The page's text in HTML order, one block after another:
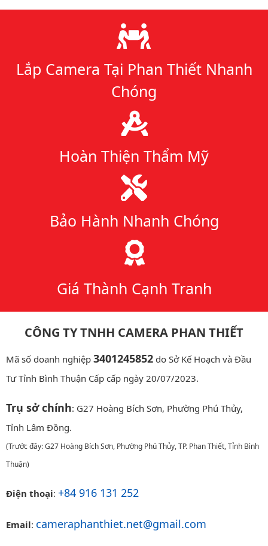
Lý do chọn chúng tôi
Lắp Camera Tại Phan Thiết Nhanh
Chóng
Hoàn Thiện Thẩm Mỹ
Bảo Hành Nhanh Chóng
Giá Thành Cạnh Tranh
CÔNG TY TNHH CAMERA PHAN THIẾT
Mã số doanh nghiệp 3401245852 do Sở Kế Hoạch và Đầu
Tư Tỉnh Bình Thuận Cấp cấp ngày 20/07/2023.
Trụ sở chính: G27 Hoàng Bích Sơn, Phường Phú Thủy,
Tỉnh Lâm Đồng.
(Trước đây: G27 Hoàng Bích Sơn, Phường Phú Thủy, TP. Phan Thiết, Tỉnh Bình
Thuận)
Điện thoại: +84 916 131 252
Email: cameraphanthiet.net@gmail.com